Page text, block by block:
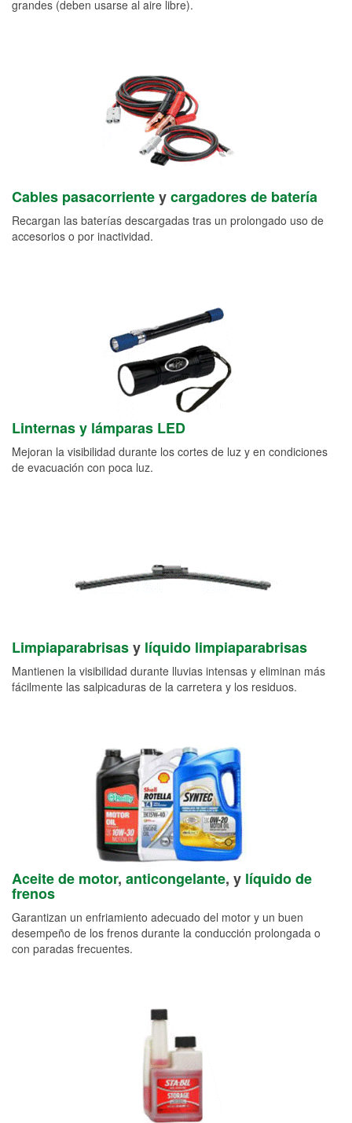
grandes (deben usarse al aire libre).
Cables pasacorrienteycargadores de batería
Recargan las baterías descargadas tras un prolongado uso de
accesorios o por inactividad.
Linternas y lámparas LED
Mejoran la visibilidad durante los cortes de luz y en condiciones
de evacuación con poca luz.
Limpiaparabrisasy líquido limpiaparabrisas
Mantienen la visibilidad durante lluvias intensas y eliminan más
fácilmente las salpicaduras de la carretera y los residuos.
Aceite de motor, anticongelante, y líquido de
frenos
Garantizan un enfriamiento adecuado del motor y un buen
desempeño de los frenos durante la conducción prolongada o
con paradas frecuentes.